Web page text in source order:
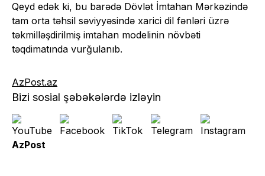
Qeyd edək ki, bu barədə Dövlət İmtahan Mərkəzində
tam orta təhsil səviyyəsində xarici dil fənləri üzrə
təkmilləşdirilmiş imtahan modelinin növbəti
təqdimatında vurğulanıb.
AzPost.az
Bizi sosial şəbəkələrdə izləyin
AzPost